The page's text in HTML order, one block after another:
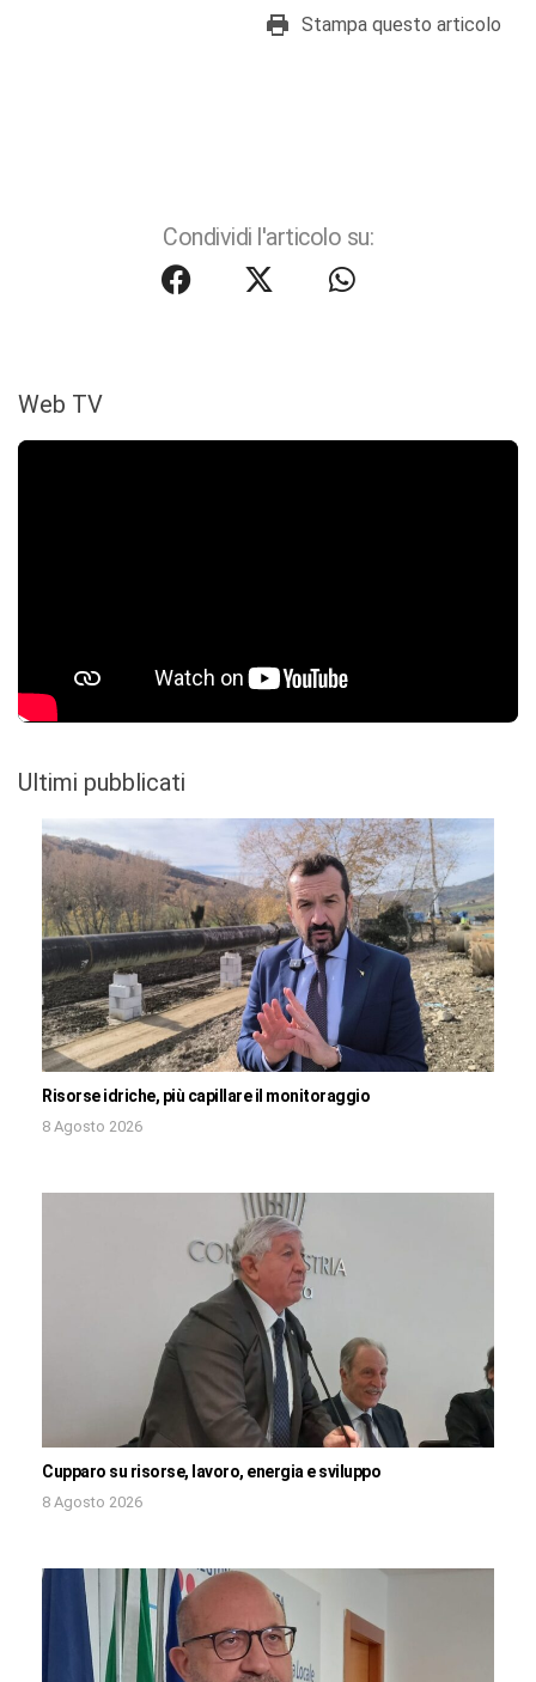
Stampa questo articolo
Condividi l'articolo su:
Web TV
Ultimi pubblicati
Risorse idriche, più capillare il monitoraggio
8 Agosto 2026
Cupparo su risorse, lavoro, energia e sviluppo
8 Agosto 2026